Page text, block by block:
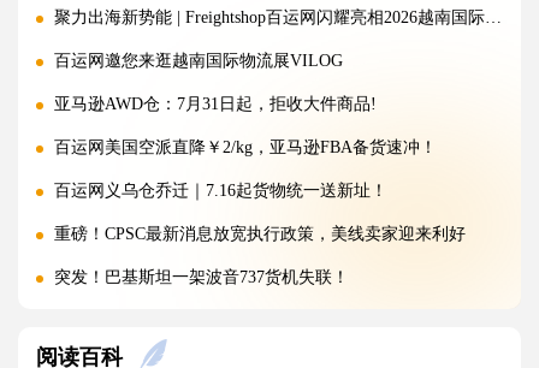
聚力出海新势能 | Freightshop百运网闪耀亮相2026越南国际物流展
百运网邀您来逛越南国际物流展VILOG
亚马逊AWD仓：7月31日起，拒收大件商品!
百运网美国空派直降￥2/kg，亚马逊FBA备货速冲！
百运网义乌仓乔迁｜7.16起货物统一送新址！
重磅！CPSC最新消息放宽执行政策，美线卖家迎来利好
突发！巴基斯坦一架波音737货机失联！
海运价格九连涨，外贸企业称一周一涨扛不住!
阅读百科